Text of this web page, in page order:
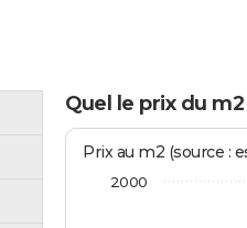
Quel le prix du
Prix au m2 (source :
2000